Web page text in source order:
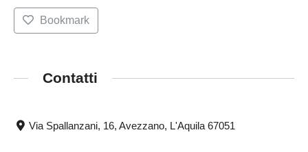
Bookmark
Contatti
Via Spallanzani, 16, Avezzano, L'Aquila 67051